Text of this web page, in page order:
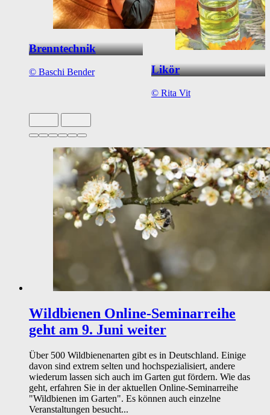
Brenntechnik
© Baschi Bender Likör
© Rita Vit
Slide 1 von 6 aktiv
Wildbienen Online-Seminarreihe
geht am 9. Juni weiter
Über 500 Wildbienenarten gibt es in Deutschland. Einige
davon sind extrem selten und hochspezialisiert, andere
wiederum lassen sich auch im Garten gut fördern. Wie das
geht, erfahren Sie in der aktuellen Online-Seminarreihe
"Wildbienen im Garten". Es können auch einzelne
Veranstaltungen besucht...